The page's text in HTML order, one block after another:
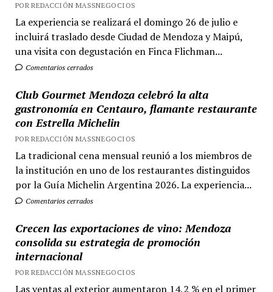
POR REDACCIÓN MASSNEGOCIOS
La experiencia se realizará el domingo 26 de julio e
incluirá traslado desde Ciudad de Mendoza y Maipú,
una visita con degustación en Finca Flichman...
Comentarios cerrados
Club Gourmet Mendoza celebró la alta
gastronomía en Centauro, flamante restaurante
con Estrella Michelin
POR REDACCIÓN MASSNEGOCIOS
La tradicional cena mensual reunió a los miembros de
la institución en uno de los restaurantes distinguidos
por la Guía Michelin Argentina 2026. La experiencia...
Comentarios cerrados
Crecen las exportaciones de vino: Mendoza
consolida su estrategia de promoción
internacional
POR REDACCIÓN MASSNEGOCIOS
Las ventas al exterior aumentaron 14,2 % en el primer